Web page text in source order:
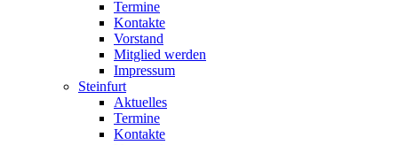
Termine
Kontakte
Vorstand
Mitglied werden
Impressum
Steinfurt
Aktuelles
Termine
Kontakte